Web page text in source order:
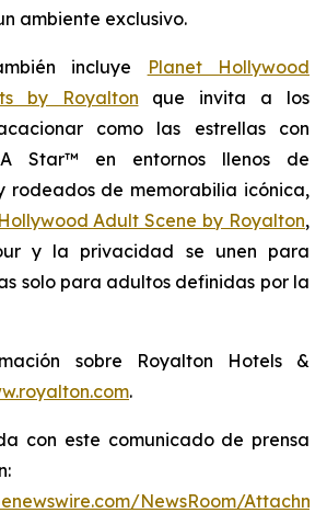
ambiente exclusivo.
incluye
Planet Hollywood
by Royalton que invita a los
como las estrellas con
Star™ en entornos llenos de
rodeados de memorabilia icónica,
Adult Scene by Royalton,
y la privacidad se unen para
solo para adultos definidas por la
sobre Royalton Hotels &
.
con este comunicado de prensa
NewsRoom/